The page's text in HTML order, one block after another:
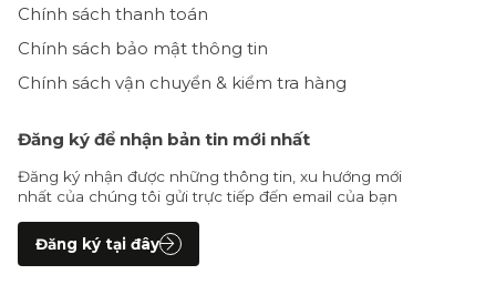
Chính sách thanh toán
Chính sách bảo mật thông tin
Chính sách vận chuyển & kiểm tra hàng
Đăng ký để nhận bản tin mới nhất
Đăng ký nhận được những thông tin, xu hướng mới
nhất của chúng tôi gửi trực tiếp đến email của bạn
Đăng ký tại đây